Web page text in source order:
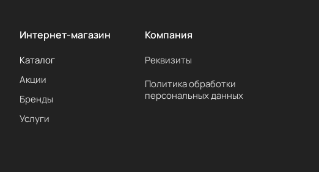
Интернет-магазин
Каталог
Акции
Бренды
Услуги
Компания
Реквизиты
Политика обработки
персональных данных